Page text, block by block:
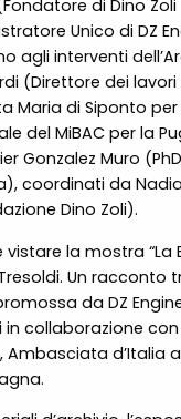
di Dino
Unico di DZ
agli interventi
(Direttore dei
Maria di Siponto
del MiBAC per la
Gonzalez Muro
coordinati da
Dino Zoli).
la mostra “La
Un racconto
da DZ
in collaborazione con
Ambasciata d’Italia